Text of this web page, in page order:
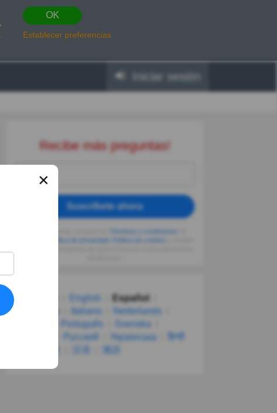
OK
Establecer preferencias
Iniciar sesión
Recibe más preguntas!
Suscríbete ahora
Política de privacidad
English
Español
Italiano
Nederlands
Português
Svenska
Русский Українська
हिन्दी
✕